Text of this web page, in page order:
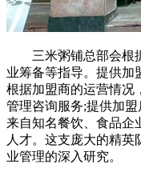
三米粥铺总部会根据
业筹备等指导。提供加
根据加盟商的运营情况
管理咨询服务;提供加
来自知名餐饮、食品企
人才。这支庞大的精英
业管理的深入研究。